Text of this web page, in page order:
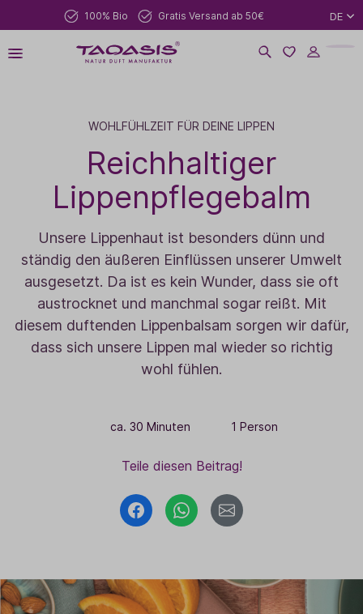
100% Bio Gratis Versand ab 50€ DE
WOHLFÜHLZEIT FÜR DEINE LIPPEN
Reichhaltiger
Lippenpflegebalm
Unsere Lippenhaut ist besonders dünn und
ständig den äußeren Einflüssen unserer Umwelt
ausgesetzt. Da ist es kein Wunder, dass sie oft
austrocknet und manchmal sogar reißt. Mit
diesem duftenden Lippenbalsam sorgen wir dafür,
dass sich unsere Lippen mal wieder so richtig
wohl fühlen.
ca. 30 Minuten 1 Person
Teile diesen Beitrag!